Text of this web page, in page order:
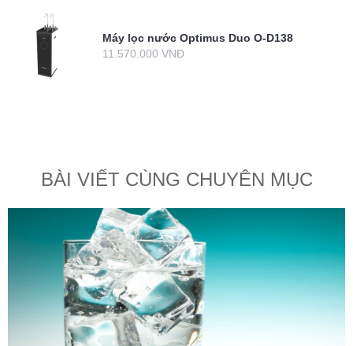
Máy lọc nước Optimus Duo O-D138
11.570.000 VNĐ
BÀI VIẾT CÙNG CHUYÊN MỤC